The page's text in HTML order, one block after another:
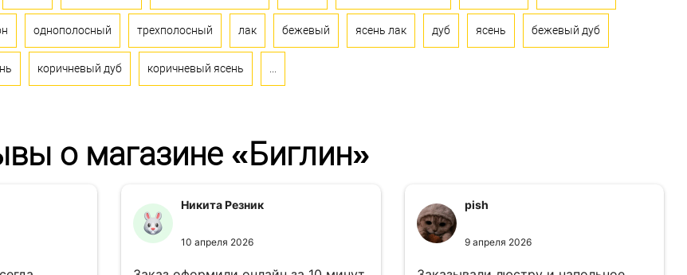
однополосный трехполосный лак бежевый ясень лак дуб ясень бежевый дуб
коричневый дуб коричневый ясень ...
о магазине «Биглин»
Никита Резник
10 апреля 2026
pish
9 апреля 2026